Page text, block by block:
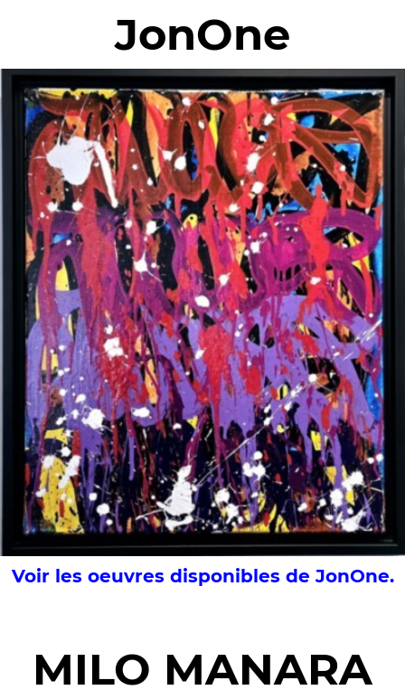
JonOne
Voir les oeuvres disponibles de JonOne.
MILO MANARA